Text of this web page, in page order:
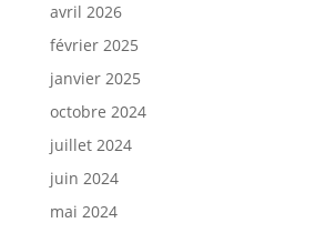
avril 2026
février 2025
janvier 2025
octobre 2024
juillet 2024
juin 2024
mai 2024